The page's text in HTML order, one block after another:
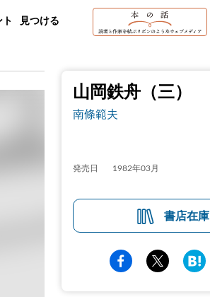
ト 見つける
山岡鉄舟（三）
南條範夫
発売日 1982年03月
書店在庫